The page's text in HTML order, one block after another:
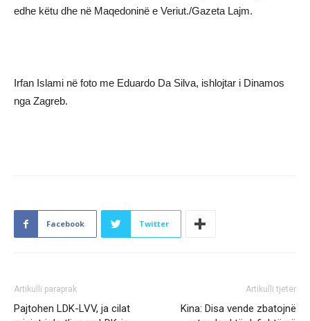
edhe këtu dhe në Maqedoninë e Veriut./Gazeta Lajm.
Irfan Islami në foto me Eduardo Da Silva, ishlojtar i Dinamos
nga Zagreb.
Facebook Twitter
Artikulli paraprak
Pajtohen LDK-LVV, ja cilat
Artikulli tjetër
Kina: Disa vende zbatojnë